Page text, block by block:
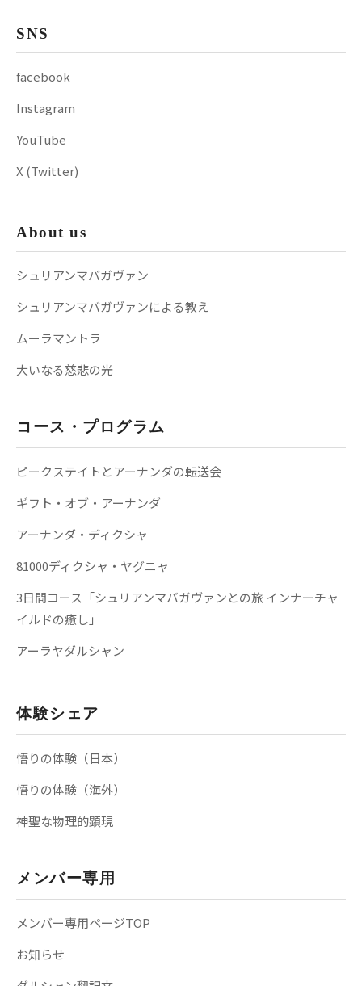
SNS
facebook
Instagram
YouTube
X (Twitter)
About us
シュリアンマバガヴァン
シュリアンマバガヴァンによる教え
ムーラマントラ
大いなる慈悲の光
コース・プログラム
ピークステイトとアーナンダの転送会
ギフト・オブ・アーナンダ
アーナンダ・ディクシャ
81000ディクシャ・ヤグニャ
3日間コース「シュリアンマバガヴァンとの旅 インナーチャ
イルドの癒し」
アーラヤダルシャン
体験シェア
悟りの体験（日本）
悟りの体験（海外）
神聖な物理的顕現
メンバー専用
メンバー専用ページTOP
お知らせ